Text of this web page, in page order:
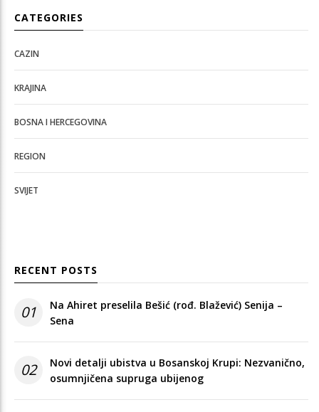
CATEGORIES
CAZIN
KRAJINA
BOSNA I HERCEGOVINA
REGION
SVIJET
RECENT POSTS
01
Na Ahiret preselila Bešić (rođ. Blažević) Senija –
Sena
02
Novi detalji ubistva u Bosanskoj Krupi: Nezvanično,
osumnjičena supruga ubijenog